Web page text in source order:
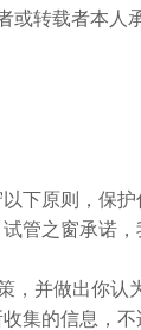
或转载者本人
下原则，保护
管之窗承诺，
，并做出你认
集的信息，不